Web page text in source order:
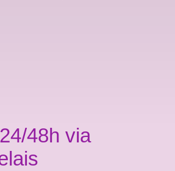
48h via